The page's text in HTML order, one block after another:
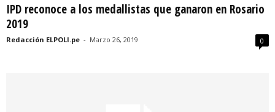
IPD reconoce a los medallistas que ganaron en Rosario
2019
Redacción ELPOLI.pe - Marzo 26, 2019 0